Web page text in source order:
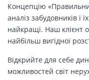
Концепцію
аналіз забудовників і
найкращі. Наш клієнт
найбільш вигідної
Відкрийте для себе
можливостей світ